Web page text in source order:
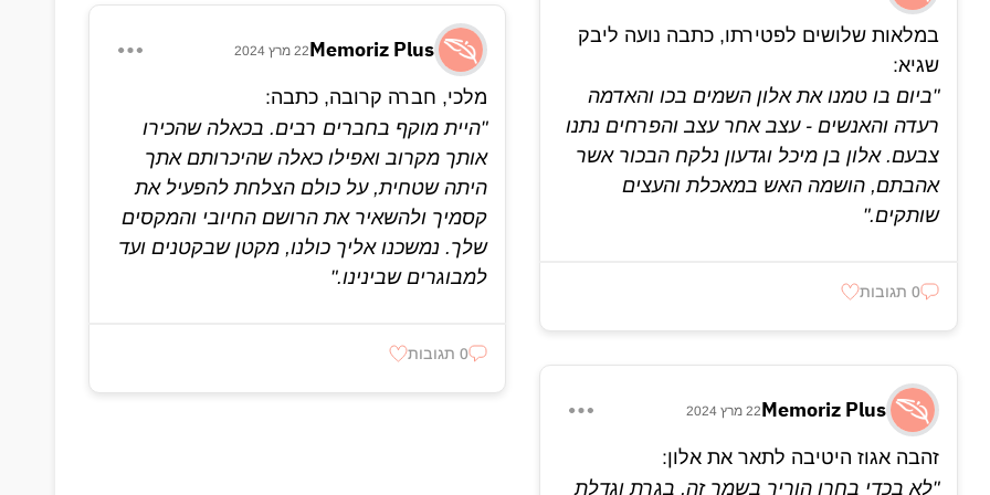
במלאות שלושים לפטירתו, כתבה נועה ליבק
שגיא:
"ביום בו טמנו את אלון השמים בכו והאדמה
רעדה והאנשים - עצב אחר עצב והפרחים נתנו
צבעם. אלון בן מיכל וגדעון נלקח הבכור אשר
אהבתם, הושמה האש במאכלת והעצים
שותקים."
0 תגובות
Memoriz Plus22 מרץ 2024
מלכי, חברה קרובה, כתבה:
"היית מוקף בחברים רבים. בכאלה שהכירו
אותך מקרוב ואפילו כאלה שהיכרותם אתך
היתה שטחית, על כולם הצלחת להפעיל את
קסמיך ולהשאיר את הרושם החיובי והמקסים
שלך. נמשכנו אליך כולנו, מקטן שבקטנים ועד
למבוגרים שבינינו."
0 תגובות
Memoriz Plus22 מרץ 2024
זהבה אגוז היטיבה לתאר את אלון:
"לא בכדי בחרו הוריך בשמך זה, בגרת וגדלת